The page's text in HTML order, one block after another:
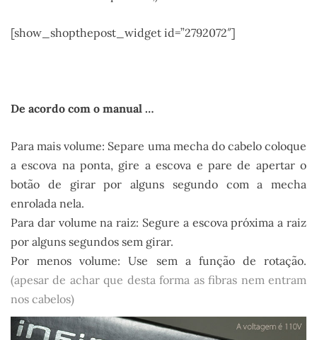
[show_shopthepost_widget id=”2792072″]
De acordo com o manual …
Para mais volume: Separe uma mecha do cabelo coloque
a escova na ponta, gire a escova e pare de apertar o
botão de girar por alguns segundo com a mecha
enrolada nela.
Para dar volume na raiz: Segure a escova próxima a raiz
por alguns segundos sem girar.
Por menos volume: Use sem a função de rotação.
(apesar de achar que desta forma as fibras nem entram
nos cabelos)